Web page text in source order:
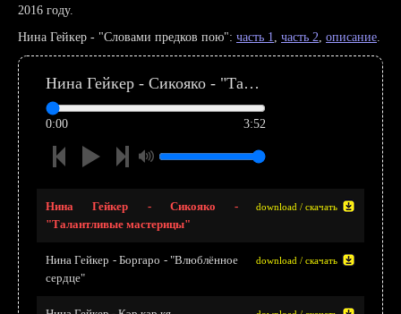
2016 году.
Нина Гейкер - "Словами предков пою": часть 1, часть 2, описание.
Нина Гейкер - Сикояко - "Талантливые мастерицы"
0:00 3:52
Нина Гейкер - Сикояко -
"Талантливые мастерицы"
download / скачать
Нина Гейкер - Боргаро - "Влюблённое
сердце"
download / скачать